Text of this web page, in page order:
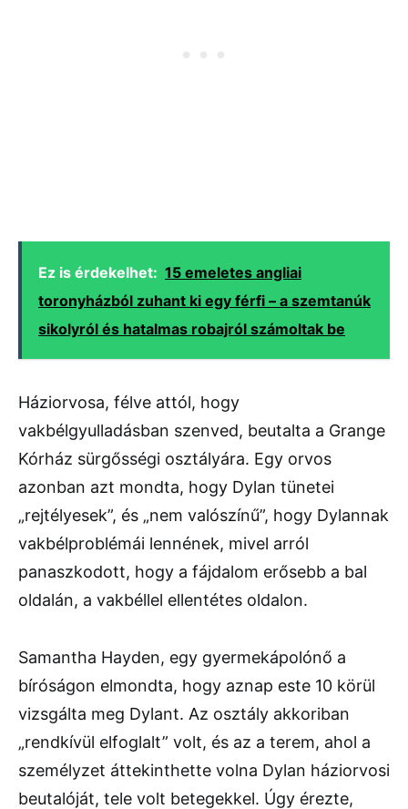
Ez is érdekelhet: 15 emeletes angliai
toronyházból zuhant ki egy férfi – a szemtanúk
sikolyról és hatalmas robajról számoltak be
Háziorvosa, félve attól, hogy
vakbélgyulladásban szenved, beutalta a Grange
Kórház sürgősségi osztályára. Egy orvos
azonban azt mondta, hogy Dylan tünetei
„rejtélyesek”, és „nem valószínű”, hogy Dylannak
vakbélproblémái lennének, mivel arról
panaszkodott, hogy a fájdalom erősebb a bal
oldalán, a vakbéllel ellentétes oldalon.
Samantha Hayden, egy gyermekápolónő a
bíróságon elmondta, hogy aznap este 10 körül
vizsgálta meg Dylant. Az osztály akkoriban
„rendkívül elfoglalt” volt, és az a terem, ahol a
személyzet áttekinthette volna Dylan háziorvosi
beutalóját, tele volt betegekkel. Úgy érezte,